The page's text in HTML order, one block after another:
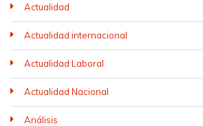
Actualidad
Actualidad internacional
Actualidad Laboral
Actualidad Nacional
Análisis